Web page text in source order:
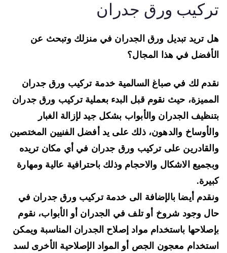
ورق جدران
تريد تبديل ورق الجدران في منزلك وتبحث عن
في هذا المجال؟
لك في صباغ السالمية خدمة تركيب ورق جدران
حيث نقوم قبل البدء بعملية تركيب ورق جدران
الجدران والأبواب بشكل جيد لإزالة الغبار
والدهون، ذلك على يد أفضل الفنيين المختصين
على تركيب ورق جدران في أي مكان تريده
الاشكال والاحجام وذلك باحترافية عالية ومهارة
أيضا بالإضافة الى خدمة تركيب ورق جدران في
وجود شروخ أو تلف في الجدران أو الأبواب، نقوم
باستخدام مواد إصلاح الجدران المناسبة ويمكن
معجون الجص أو المواد الإصلاحية الأخرى لسد